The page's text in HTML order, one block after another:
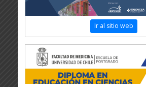
Ir al sitio web